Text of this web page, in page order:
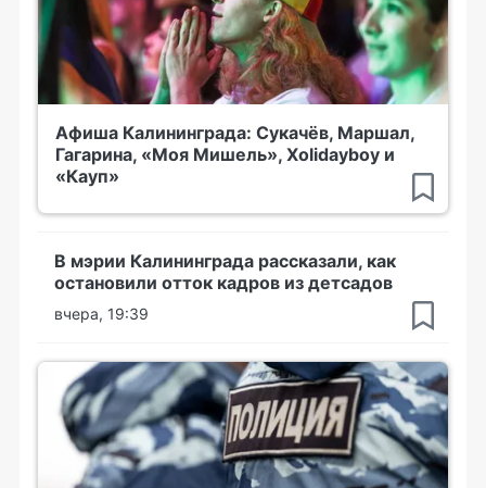
Афиша Калининграда: Сукачёв, Маршал,
Гагарина, «Моя Мишель», Xolidayboy и
«Кауп»
В мэрии Калининграда рассказали, как
остановили отток кадров из детсадов
вчера, 19:39